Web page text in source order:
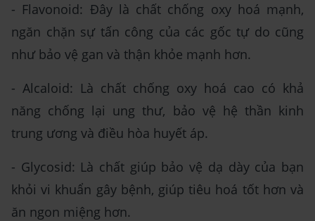
- Flavonoid: Đây là chất chống oxy hoá mạnh,
ngăn chặn sự tấn công của các gốc tự do cũng
như bảo vệ gan và thận khỏe mạnh hơn.
- Alcaloid: Là chất chống oxy hoá cao có khả
năng chống lại ung thư, bảo vệ hệ thần kinh
trung ương và điều hòa huyết áp.
- Glycosid: Là chất giúp bảo vệ dạ dày của bạn
khỏi vi khuẩn gây bệnh, giúp tiêu hoá tốt hơn và
ăn ngon miệng hơn.